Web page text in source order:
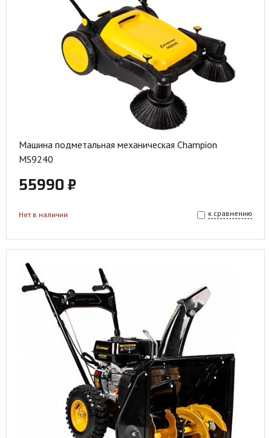
Машина подметальная механическая Champion
MS9240
55990 ₽
к сравнению
Нет в наличии